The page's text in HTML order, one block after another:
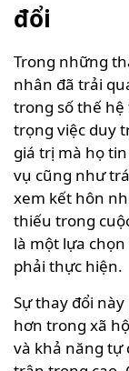
đổi
Trong những
nhân đã trải
trong số thế hệ
trọng việc duy
giá trị mà họ
vụ cũng như
xem kết hôn
thiếu trong
là một lựa
phải thực hiện.
Sự thay đổi
hơn trong xã
và khả năng tự